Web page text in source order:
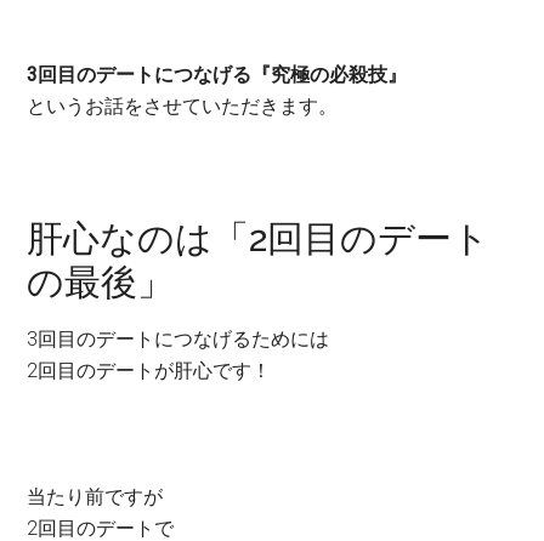
3回目のデートにつなげる『究極の必殺技』
というお話をさせていただきます。
肝心なのは「2回目のデート
の最後」
3回目のデートにつなげるためには
2回目のデートが肝心です！
当たり前ですが
2回目のデートで